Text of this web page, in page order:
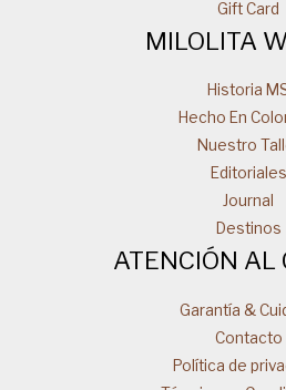
Gift Card
MILOLITA
Historia
Hecho En
Nuestro
Editoriales
Journal
Destinos
ATENCIÓN AL
Garantía &
Contacto
Política de